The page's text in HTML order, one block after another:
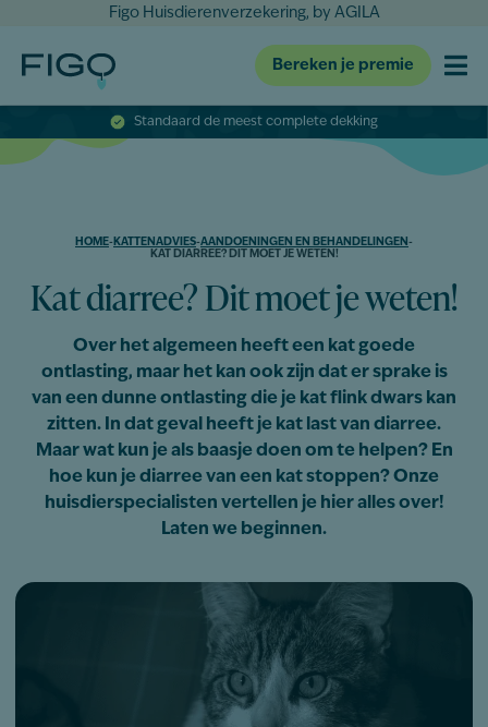
Figo Huisdierenverzekering, by AGILA
Bereken je premie
Standaard de meest complete dekking
HOME- KATTENADVIES-AANDOENINGEN EN BEHANDELINGEN -
KAT DIARREE? DIT MOET JE WETEN!
Kat diarree? Dit moet je weten!
Over het algemeen heeft een kat goede
ontlasting, maar het kan ook zijn dat er sprake is
van een dunne ontlasting die je kat flink dwars kan
zitten. In dat geval heeft je kat last van diarree.
Maar wat kun je als baasje doen om te helpen? En
hoe kun je diarree van een kat stoppen? Onze
huisdierspecialisten vertellen je hier alles over!
Laten we beginnen.